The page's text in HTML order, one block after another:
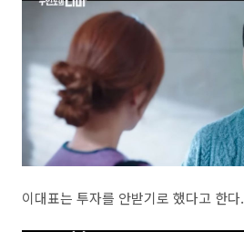
이대표는 투자를 안받기로 했다고 한다.